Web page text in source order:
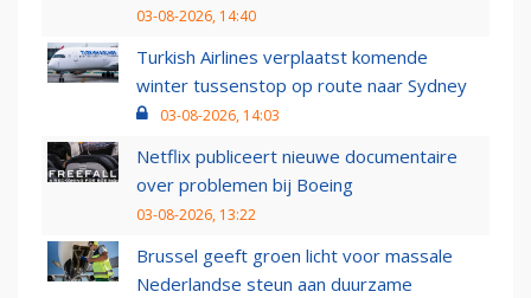
03-08-2026, 14:40
Turkish Airlines verplaatst komende
winter tussenstop op route naar Sydney
03-08-2026, 14:03
Netflix publiceert nieuwe documentaire
over problemen bij Boeing
03-08-2026, 13:22
Brussel geeft groen licht voor massale
Nederlandse steun aan duurzame